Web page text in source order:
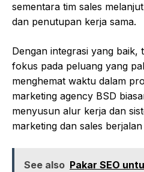
sementara tim sales
dan penutupan kerja sama.
Dengan integrasi yang baik,
fokus pada peluang yang
menghemat waktu dalam
marketing agency BSD
menyusun alur kerja dan
marketing dan sales
See also Pakar SEO